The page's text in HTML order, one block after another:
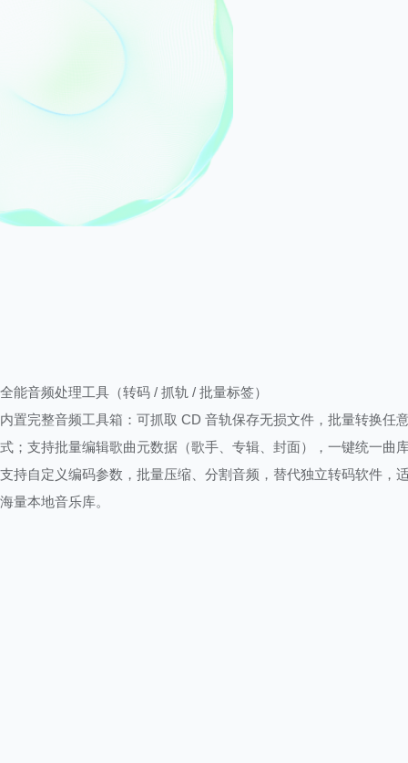
全能音频处理工具（转码 / 抓轨 / 批量标签）
内置完整音频工具箱：可抓取 CD 音轨保存无损文件，批量转换任
式；支持批量编辑歌曲元数据（歌手、专辑、封面），一键统一曲
支持自定义编码参数，批量压缩、分割音频，替代独立转码软件，
海量本地音乐库。